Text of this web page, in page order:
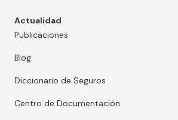
Actualidad
Publicaciones
Blog
Diccionario de Seguros
Centro de Documentación